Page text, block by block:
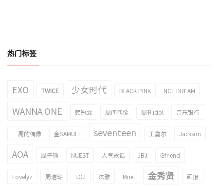
热门标签
EXO TWICE 少女时代 BLACK PINK NCT DREAM
WANNA ONE 赖冠霖 周间偶像 周刊idol 音乐银行
一周的偶像 金SAMUEL seventeen 王嘉尔 Jackson
AOA 周子瑜 NUEST 人气歌谣 JBJ Gfriend
Lovelyz 周洁琼 I.O.I 泫雅 Mnet 金秀贤 画报